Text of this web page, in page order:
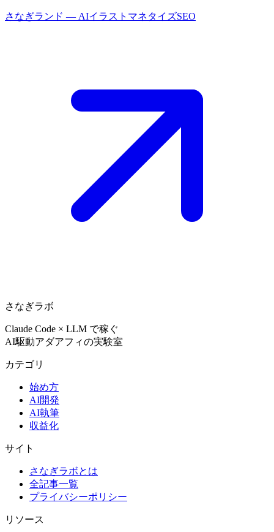
さなぎランド — AIイラストマネタイズSEO
さなぎラボ
Claude Code × LLM で稼ぐ
AI駆動アダアフィの実験室
カテゴリ
始め方
AI開発
AI執筆
収益化
サイト
さなぎラボとは
全記事一覧
プライバシーポリシー
リソース